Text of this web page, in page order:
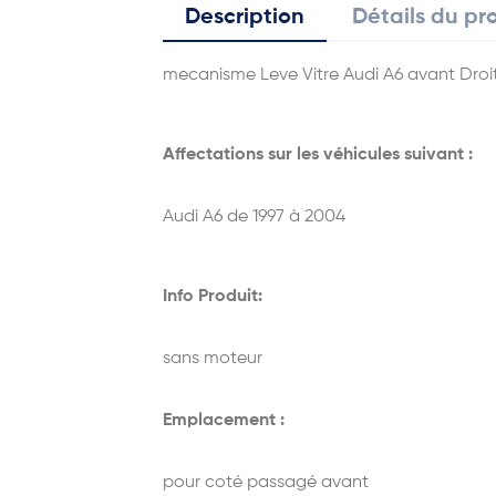
Description Détails du
mecanisme Leve Vitre Audi A6 avant
Affectations sur les véhicules suivant :
Audi A6 de 1997 à 2004
Info Produit:
sans moteur
Emplacement :
pour coté passagé avant